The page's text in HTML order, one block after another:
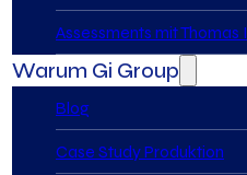
Assessments mit
Warum Gi Group
Blog
Case Study Produktion